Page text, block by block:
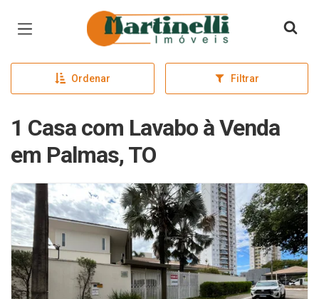
Página inicial
Ordenar Filtrar
1 Casa com Lavabo à Venda
em Palmas, TO